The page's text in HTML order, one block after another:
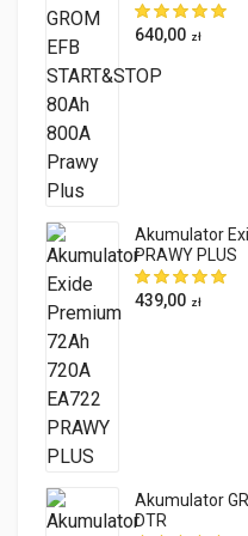
640,00 zł
Akumulator
PRAWY PLUS
439,00 zł
Akumulator
DTR